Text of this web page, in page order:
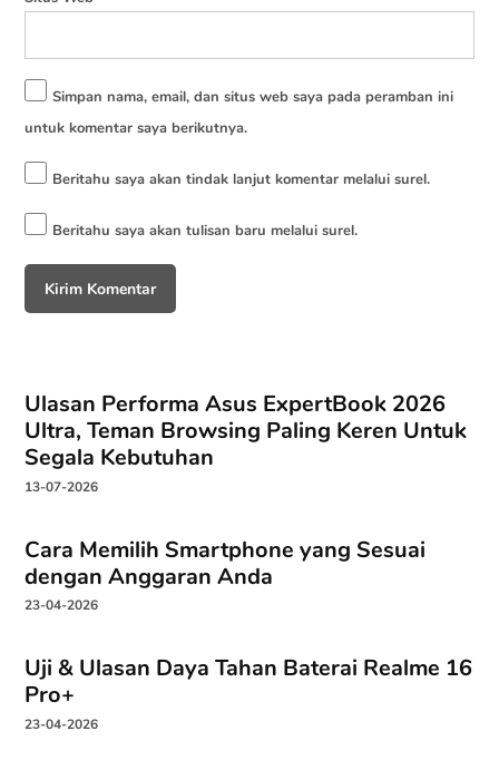
Simpan nama, email, dan situs web saya pada peramban ini
untuk komentar saya berikutnya.
Beritahu saya akan tindak lanjut komentar melalui surel.
Beritahu saya akan tulisan baru melalui surel.
Ulasan Performa Asus ExpertBook 2026
Ultra, Teman Browsing Paling Keren Untuk
Segala Kebutuhan
13-07-2026
Cara Memilih Smartphone yang Sesuai
dengan Anggaran Anda
23-04-2026
Uji & Ulasan Daya Tahan Baterai Realme 16
Pro+
23-04-2026